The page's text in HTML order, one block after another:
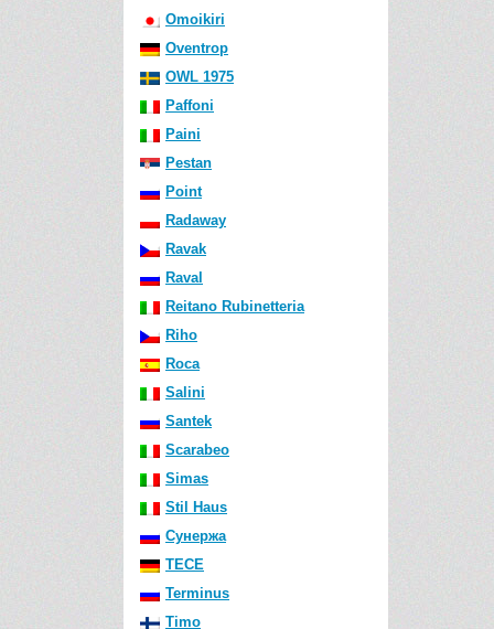
Omoikiri
Oventrop
OWL 1975
Paffoni
Paini
Pestan
Point
Radaway
Ravak
Raval
Reitano Rubinetteria
Riho
Roca
Salini
Santek
Scarabeo
Simas
Stil Haus
Сунержа
TECE
Terminus
Timo